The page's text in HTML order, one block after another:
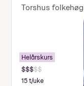
Torshus
Helårskurs
15 t/uke